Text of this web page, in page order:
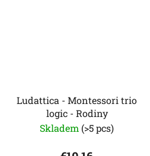
Ludattica - Montessori trio
logic - Rodiny
Skladem (>5 pcs)